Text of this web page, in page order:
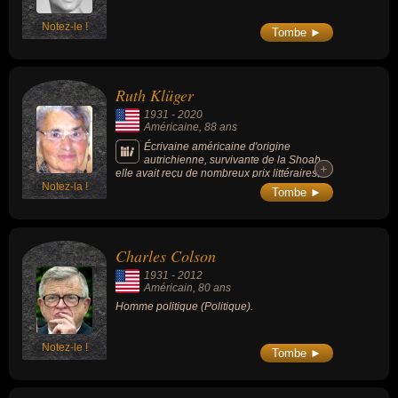
Notez-le ! Tombe ►
Notez-la !
Ruth Klüger
1931 - 2020
Américaine, 88 ans
Écrivaine américaine d'origine
autrichienne, survivante de la Shoah,
elle avait reçu de nombreux prix littéraires,
dont le prix Mémoire de la Shoah en 1998,
ainsi qu’en 2011 le prix autrichien Theodor
+
+
Tombe ►
Notez-le !
Charles Colson
1931 - 2012
Américain , 80 ans
Homme politique (Politique).
Tombe ►